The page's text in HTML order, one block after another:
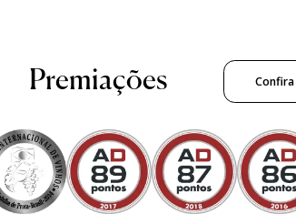
Premiações